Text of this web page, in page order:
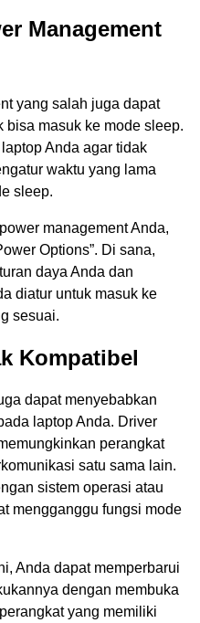
Management
yang salah juga dapat
bisa masuk ke mode sleep.
Anda agar tidak
waktu yang lama
sleep.
management Anda,
Options”. Di sana,
daya Anda dan
diatur untuk masuk ke
sesuai.
Kompatibel
dapat menyebabkan
laptop Anda. Driver
perangkat
satu sama lain.
sistem operasi atau
mengganggu fungsi mode
Anda dapat memperbarui
dengan membuka
yang memiliki